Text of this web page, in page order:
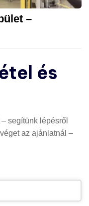
–
és
segítünk lépésről
az ajánlatnál –